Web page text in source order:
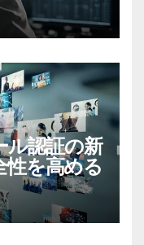
ル認証の新
性を高める